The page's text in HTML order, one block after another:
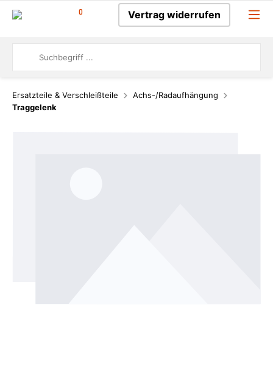
0 Vertrag widerrufen
Ersatzteile & Verschleißteile
Achs-/Radaufhängung
Traggelenk